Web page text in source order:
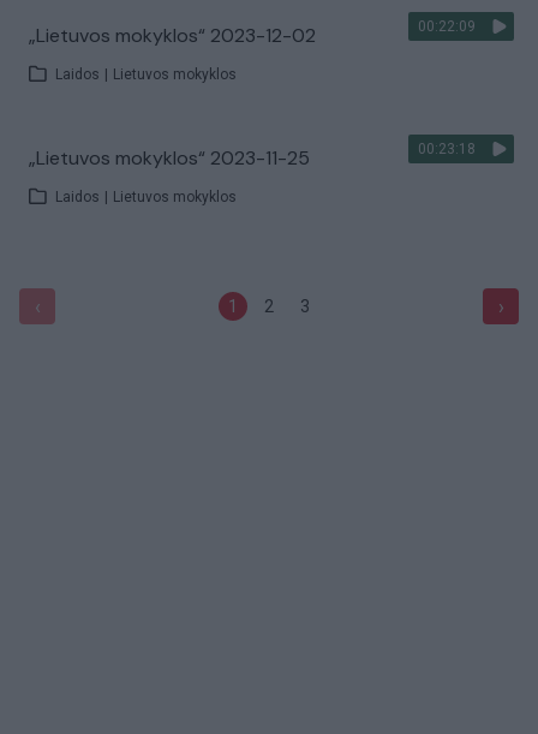
00:22:09
„Lietuvos mokyklos“ 2023-12-02
Laidos Lietuvos mokyklos
00:23:18
„Lietuvos mokyklos“ 2023-11-25
Laidos Lietuvos mokyklos
‹ 1 2 3 ›